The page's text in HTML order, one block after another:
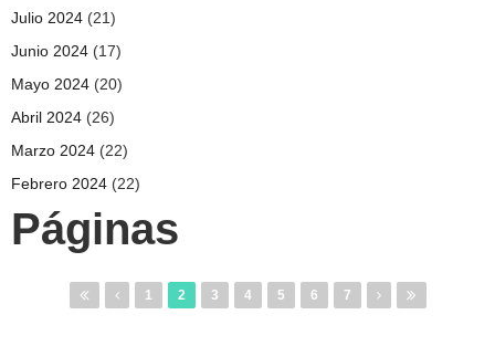
Julio 2024 (21)
Junio 2024 (17)
Mayo 2024 (20)
Abril 2024 (26)
Marzo 2024 (22)
Febrero 2024 (22)
Páginas
1 2 3 4 5 6 7